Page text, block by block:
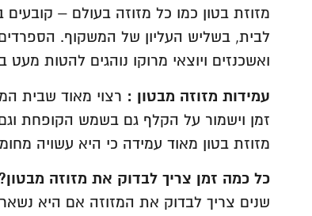
מזוזת בטון כמו כל מזוזה בעולם –
לבית, בשליש העליון של המשקוף.
ואשכנזים ויוצאי מרוקו נוהגים להטות מעט
עמידות מזוזה מבטון : רצוי מאוד שבית
זמן וישמור על הקלף גם בשמש הקופחת
מזוזת בטון מאוד עמידה כי היא עשויה
כל כמה זמן צריך לבדוק את מזוזה
שנים צריך לבדוק את המזוזה אם היא